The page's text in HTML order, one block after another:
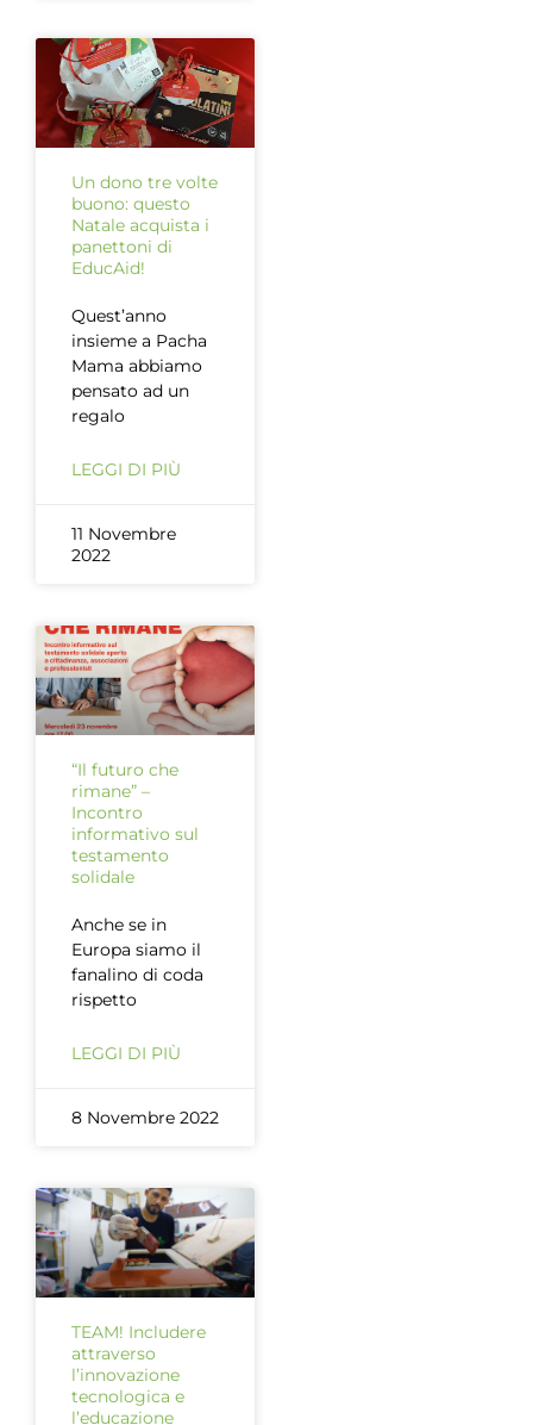
Un dono tre volte
buono: questo
Natale acquista i
panettoni di
EducAid!
Quest’anno
insieme a Pacha
Mama abbiamo
pensato ad un
regalo
LEGGI DI PIÙ
11 Novembre
2022
“Il futuro che
rimane” –
Incontro
informativo sul
testamento
solidale
Anche se in
Europa siamo il
fanalino di coda
rispetto
LEGGI DI PIÙ
8 Novembre 2022
TEAM! Includere
attraverso
l’innovazione
tecnologica e
l’educazione